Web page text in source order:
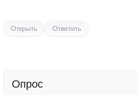
Открыть Ответить
Опрос